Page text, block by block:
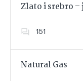
Zlato i srebro
151
Natural Gas